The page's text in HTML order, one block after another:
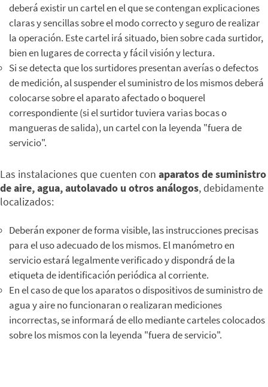
deberá existir un cartel en el que se contengan explicaciones
claras y sencillas sobre el modo correcto y seguro de realizar
la operación. Este cartel irá situado, bien sobre cada surtidor,
bien en lugares de correcta y fácil visión y lectura.
Si se detecta que los surtidores presentan averías o defectos
de medición, al suspender el suministro de los mismos deberá
colocarse sobre el aparato afectado o boquerel
correspondiente (si el surtidor tuviera varias bocas o
mangueras de salida), un cartel con la leyenda "fuera de
servicio".
Las instalaciones que cuenten con aparatos de suministro
de aire, agua, autolavado u otros análogos, debidamente
localizados:
Deberán exponer de forma visible, las instrucciones precisas
para el uso adecuado de los mismos. El manómetro en
servicio estará legalmente verificado y dispondrá de la
etiqueta de identificación periódica al corriente.
En el caso de que los aparatos o dispositivos de suministro de
agua y aire no funcionaran o realizaran mediciones
incorrectas, se informará de ello mediante carteles colocados
sobre los mismos con la leyenda "fuera de servicio".